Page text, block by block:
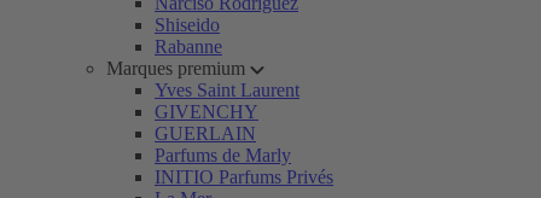
Shiseido
Rabanne
Marques premium
Yves Saint Laurent
GIVENCHY
GUERLAIN
Parfums de Marly
INITIO Parfums Privés